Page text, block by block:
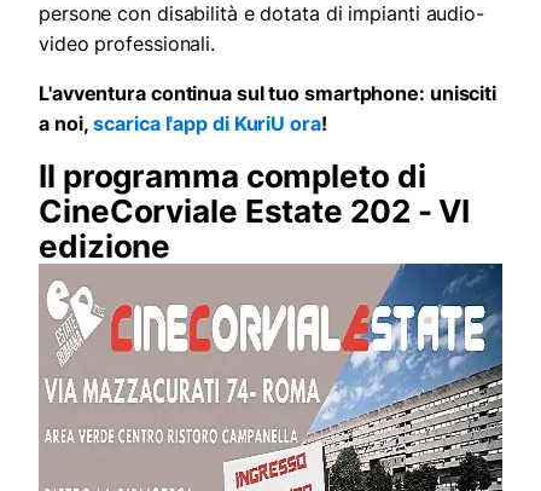
persone con disabilità e dotata di impianti audio-
video professionali.
L'avventura continua sul tuo smartphone: unisciti
a noi, scarica l'app di KuriU ora!
Il programma completo di
CineCorviale Estate 202 - VI
edizione